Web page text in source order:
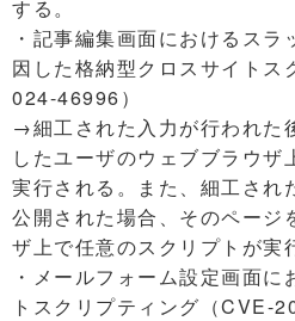
する。
・記事編集画面におけるス
因した格納型クロスサイト
024-46996）
→細工された入力が行われた
したユーザのウェブブラウザ
実行される。また、細工され
公開された場合、そのページ
ザ上で任意のスクリプトが実
・メールフォーム設定画面に
トスクリプティング（CVE-